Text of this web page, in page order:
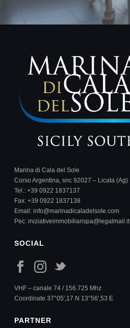
Marina di Cala del Sole
Corso Argentina, snc 92027 – Licata (Ag)
Tel.:+39 0922 1837137
Fax: +39 0922 1837138
Email:info@marinadicaladelsole.com
Pec:iniziativeimmobiliarispa@legalmail.it
SOCIAL
VHF – canale 74 / 156.725 Mhz
Coordinate 37°05′,17 N 13°56′,53 E
PARTNER